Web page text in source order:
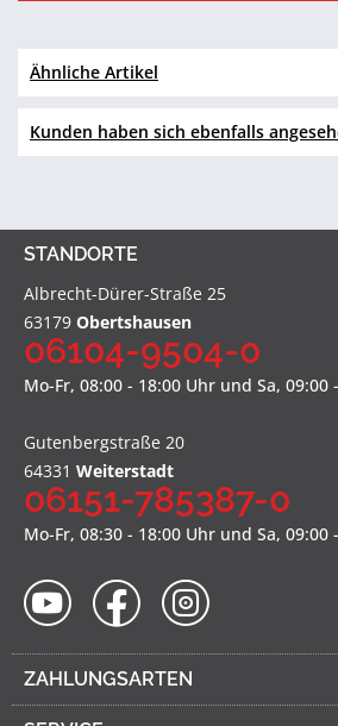
Ähnliche Artikel
Kunden haben sich ebenfalls
STANDORTE
Albrecht-Dürer-Straße 25
63179 Obertshausen
06104-9504-0
Mo-Fr, 08:00 - 18:00 Uhr und Sa, 09:00
Gutenbergstraße 20
64331 Weiterstadt
06151-785387-0
Mo-Fr, 08:30 - 18:00 Uhr und Sa, 09:00
ZAHLUNGSARTEN